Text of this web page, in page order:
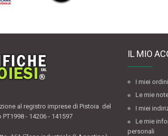
al registro imprese di Pistoia del
- 14206 - 141597
IL MIO
I miei ordini
Le mie
I miei
Le mie
personali